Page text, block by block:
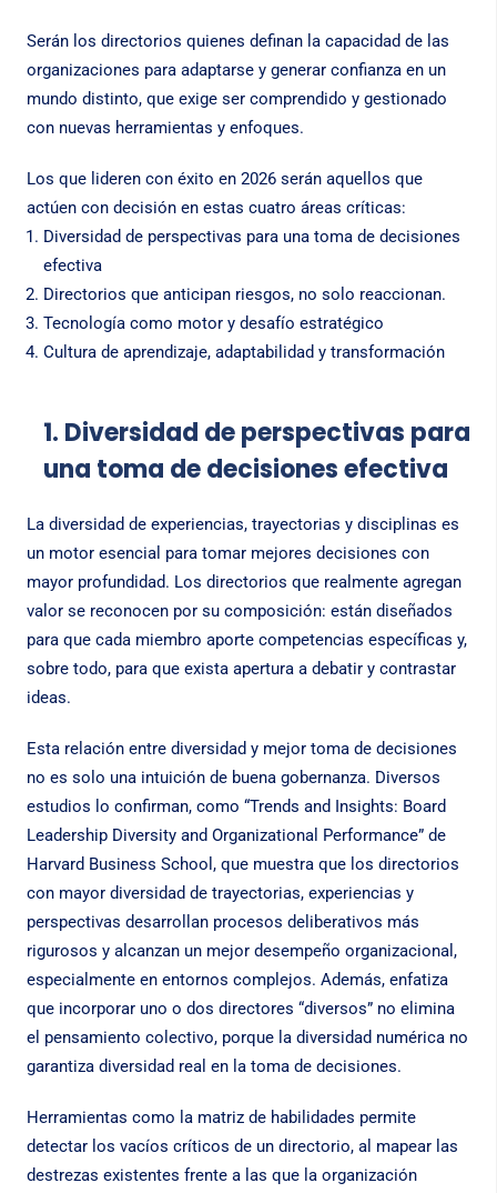
Serán los directorios quienes definan la capacidad de las
organizaciones para adaptarse y generar confianza en un
mundo distinto, que exige ser comprendido y gestionado
con nuevas herramientas y enfoques.
Los que lideren con éxito en 2026 serán aquellos que
actúen con decisión en estas cuatro áreas críticas:
Diversidad de perspectivas para una toma de decisiones
efectiva
Directorios que anticipan riesgos, no solo reaccionan.
Tecnología como motor y desafío estratégico
Cultura de aprendizaje, adaptabilidad y transformación
1. Diversidad de perspectivas para
una toma de decisiones efectiva
La diversidad de experiencias, trayectorias y disciplinas es
un motor esencial para tomar mejores decisiones con
mayor profundidad. Los directorios que realmente agregan
valor se reconocen por su composición: están diseñados
para que cada miembro aporte competencias específicas y,
sobre todo, para que exista apertura a debatir y contrastar
ideas.
Esta relación entre diversidad y mejor toma de decisiones
no es solo una intuición de buena gobernanza. Diversos
estudios lo confirman, como “Trends and Insights: Board
Leadership Diversity and Organizational Performance”de
Harvard Business School, que muestra que los directorios
con mayor diversidad de trayectorias, experiencias y
perspectivas desarrollan procesos deliberativos más
rigurosos y alcanzan un mejor desempeño organizacional,
especialmente en entornos complejos. Además, enfatiza
que incorporar uno o dos directores “diversos” no elimina
el pensamiento colectivo, porque la diversidad numérica no
garantiza diversidad real en la toma de decisiones.
Herramientas como la matriz de habilidades permite
detectar los vacíos críticos de un directorio, al mapear las
destrezas existentes frente a las que la organización